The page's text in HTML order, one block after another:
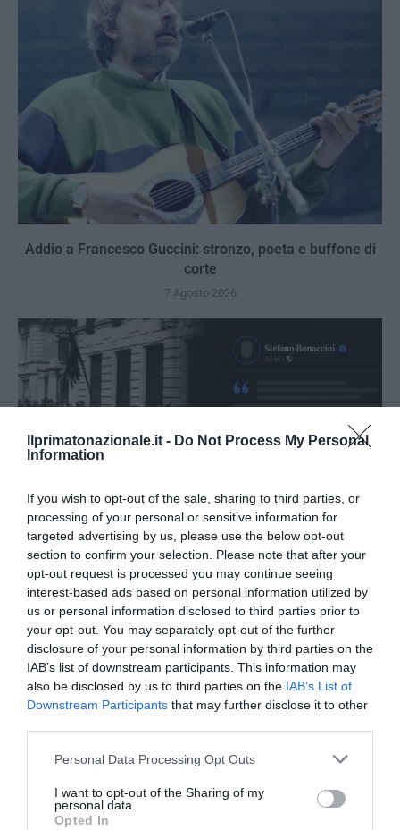
Ilprimatonazionale.it - Do Not Process My Personal
Information
If you wish to opt-out of the sale, sharing to third parties, or
processing of your personal or sensitive information for
targeted advertising by us, please use the below opt-out
section to confirm your selection. Please note that after your
opt-out request is processed you may continue seeing
interest-based ads based on personal information utilized by
us or personal information disclosed to third parties prior to
your opt-out. You may separately opt-out of the further
disclosure of your personal information by third parties on the
IAB’s list of downstream participants. This information may
also be disclosed by us to third parties on the IAB’s List of
Downstream Participants that may further disclose it to other
Please note that this website/app uses one or more Google
not limited to your visit or usage behaviour. You may click to
grant or deny consent to Google and its third-party tags to
Personal Data Processing Opt Outs
I want to opt-out of the Sharing of my
personal data.
Opted In
Addio a Francesco Guccini: stronzo, poeta e buffone di
corte
7 Agosto 2026
Bonaccini e il mito delle barricate di Parma: quando
l’antifascismo copia il fascismo
6 Agosto 2026